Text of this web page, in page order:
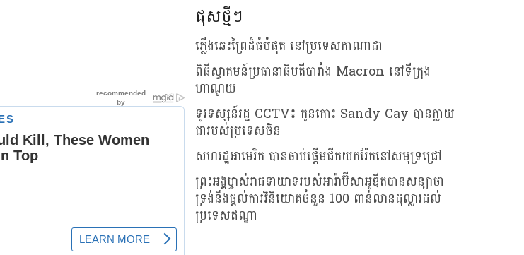
ផុសថ្មីៗ
ភ្លើងឆេះព្រៃដ៏ធំបំផុត នៅប្រទេសកាណាដា
ពិធីស្វាគមន៍ប្រធានាធិបតីបារាំង Macron នៅទីក្រុង
ហាណូយ
ទូរទស្សន៍រដ្ឋ CCTV៖ កូនកោះ Sandy Cay បានក្លាយ
ជារបស់ប្រទេសចិន
សហរដ្ឋអាមេរិក បានចាប់ផ្តើមជីកយករ៉ែកនៅសមុទ្រជ្រៅ
ព្រះអង្គម្ចាស់រាជទាយាទរបស់អារ៉ាប៊ីសាអូឌីតបានសន្យាថា
ទ្រង់នឹងផ្តល់ការវិនិយោគចំនួន 100 ពាន់លានដុល្លារដល់
ប្រទេសឥណ្ឌា